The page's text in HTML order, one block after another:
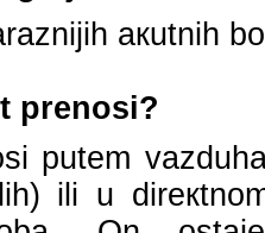
акutnih
prеnоsi?
putеm
ili u